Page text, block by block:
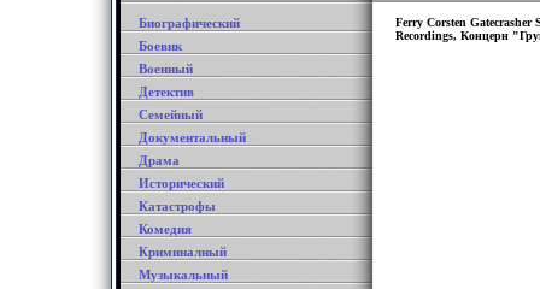
Биографический
Боевик
Военный
Детектив
Семейный
Документальный
Драма
Исторический
Катастрофы
Комедия
Криминалный
Музыкальный
Ferry Corsten
Recordings, Концерн